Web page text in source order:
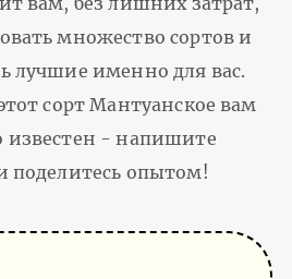
множество сортов и
лучшие именно для вас.
сорт Мантуанское вам
известен - напишите
поделитесь опытом!